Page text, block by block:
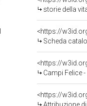
storie della
<https://
Scheda
<https://
Campi Felice
<https://